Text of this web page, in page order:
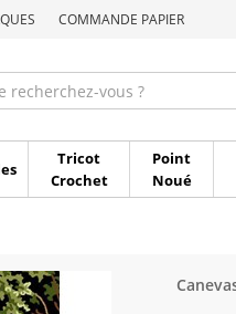
COMMANDE PAPIER
Tricot
Crochet
Point
Noué